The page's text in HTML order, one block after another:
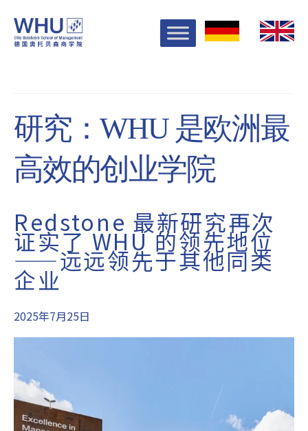
研究：WHU 是欧洲最
高效的创业学院
Redstone 最新研究再次
证实了 WHU 的领先地位
——远远领先于其他同类
企业
2025年7月25日